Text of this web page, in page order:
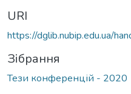
URI
https://dglib.nubip.edu.ua/
Зібрання
Тези конференцій - 2020